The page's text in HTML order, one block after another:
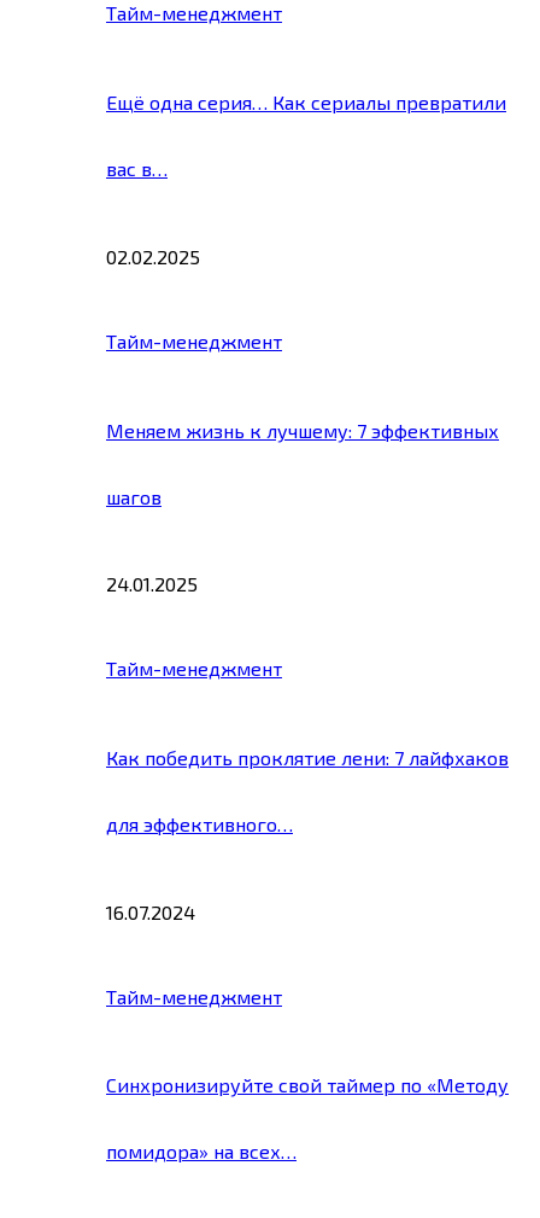
Тайм-менеджмент
Ещё одна серия… Как сериалы превратили
вас в…
02.02.2025
Тайм-менеджмент
Меняем жизнь к лучшему: 7 эффективных
шагов
24.01.2025
Тайм-менеджмент
Как победить проклятие лени: 7 лайфхаков
для эффективного…
16.07.2024
Тайм-менеджмент
Синхронизируйте свой таймер по «Методу
помидора» на всех…